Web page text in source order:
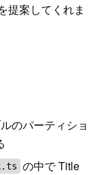
提案してくれま
のパーティショ
の中で Title